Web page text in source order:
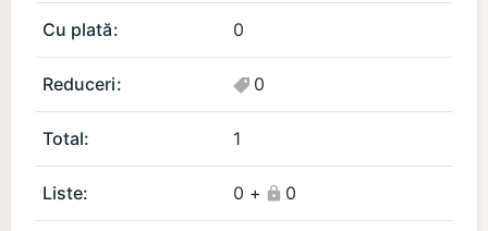
A
pl
ic
aț
ii
(1
)
Total: 1
Liste: 0 + 0
Cu plată: 0
Reduceri: 0